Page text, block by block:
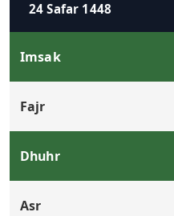
24 Safar 1448
Imsak
Fajr
Dhuhr
Asr